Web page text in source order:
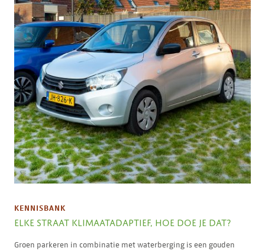
KENNISBANK
ELKE STRAAT KLIMAATADAPTIEF, HOE DOE JE DAT?
Groen parkeren in combinatie met waterberging is een gouden